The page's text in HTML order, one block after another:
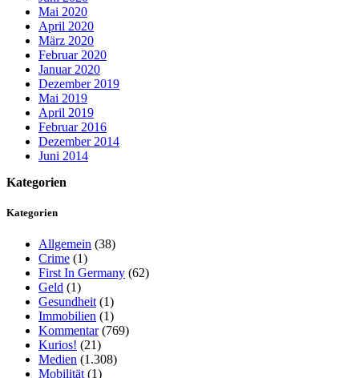
Mai 2020
April 2020
März 2020
Februar 2020
Januar 2020
Dezember 2019
Mai 2019
April 2019
Februar 2016
Dezember 2014
Juni 2014
Kategorien
Kategorien
Allgemein (38)
Crime (1)
First In Germany (62)
Geld (1)
Gesundheit (1)
Immobilien (1)
Kommentar(769)
Kurios! (21)
Medien (1.308)
Mobilität (1)